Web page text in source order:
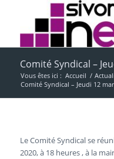
Comité Syndical –
Vous êtes ici : Accueil /
Comité Syndical – Jeudi 12
Le Comité Syndical se
2020, à 18 heures , à la